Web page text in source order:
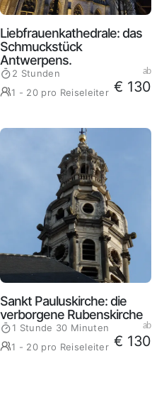
Liebfrauenkathedrale: das
Schmuckstück
Antwerpens.
2 Stunden
1 - 20 pro Reiseleiter
ab
€ 130
Sankt Pauluskirche: die
verborgene Rubenskirche
1 Stunde 30 Minuten
1 - 20 pro Reiseleiter
ab
€ 130